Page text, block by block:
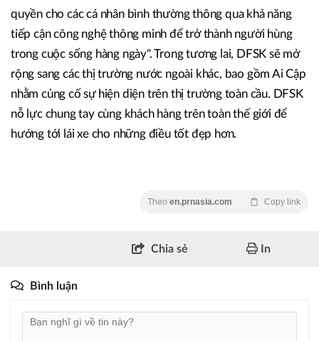
quyền cho các cá nhân bình thường thông qua khả năng
tiếp cận công nghệ thông minh để trở thành người hùng
trong cuộc sống hàng ngày". Trong tương lai, DFSK sẽ mở
rộng sang các thị trường nước ngoài khác, bao gồm Ai Cập
nhằm củng cố sự hiện diện trên thị trường toàn cầu. DFSK
nỗ lực chung tay cùng khách hàng trên toàn thế giới để
hướng tới lái xe cho những điều tốt đẹp hơn.
Theo en.prnasia.com Copy link
Chia sẻ In
Bình luận